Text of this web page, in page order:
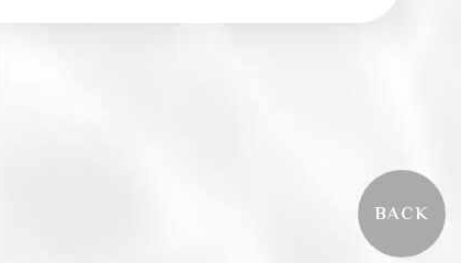
BACK